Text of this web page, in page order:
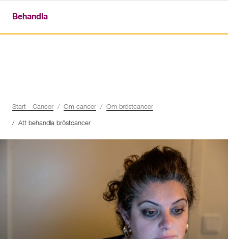
Behandla
Start - Cancer Om cancer Om bröstcancer
Att behandla bröstcancer